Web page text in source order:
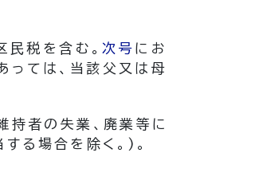
民税を含む。 次号 にお
っては、当該父又は母
持者の失業、廃業等に
する場合を除く。) 。